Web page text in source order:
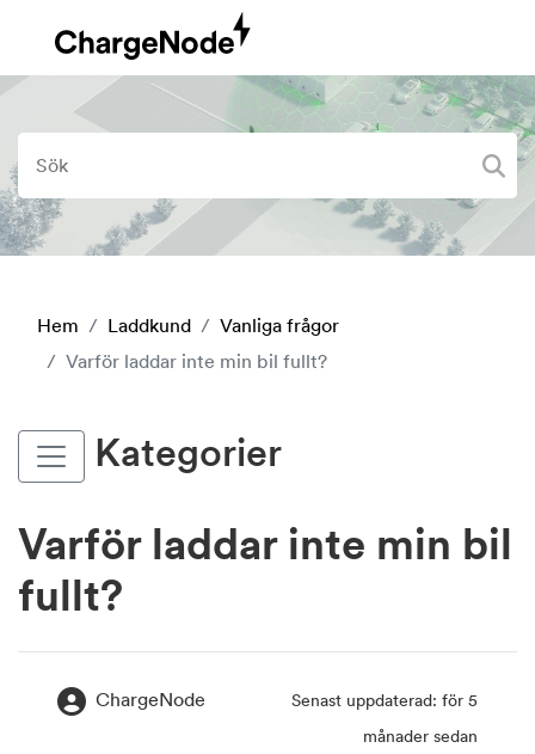
Hem Laddkund
Vanliga frågor
Varför laddar inte min bil fullt?
Kategorier
Varför laddar inte min bil
fullt?
ChargeNode
Senast uppdaterad: för 5
månader sedan